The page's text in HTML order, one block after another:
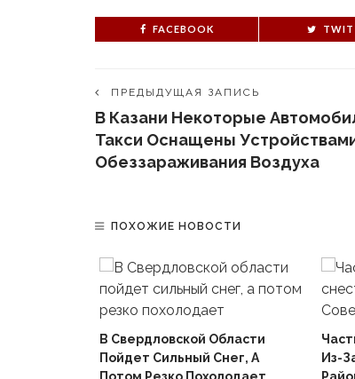
FACEBOOK
ПРЕДЫДУЩАЯ ЗАПИСЬ
В Казани Некоторые
Такси Оснащены
Обеззараживания Воздуха
ПОХОЖИЕ НОВОСТИ
В Свердловской Области
Пойдет Сильный Снег, А
Из-